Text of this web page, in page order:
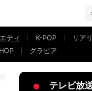
ティ K-POP リア
グラビア
時代の写真に絶賛の声「坊主
テレビ放